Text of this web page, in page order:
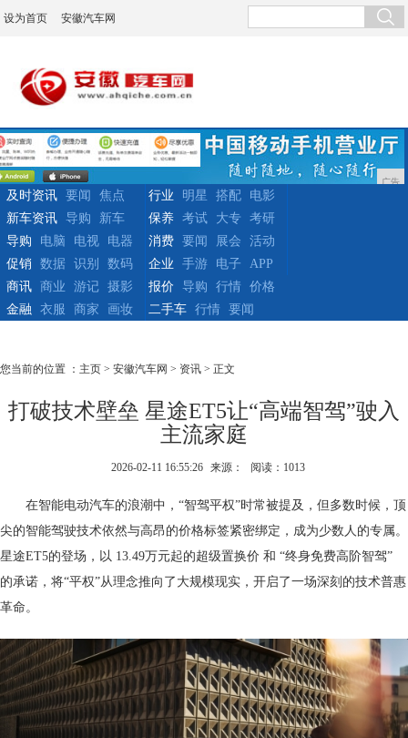
设为首页 安徽汽车网
广告
及时资讯 要闻
焦点
新车资讯
导购 新车
行业 明星 搭配
电影
保养
考试 大专
考研
导购
电脑 电视
电器
促销
数据 识别 数码
消费 要闻 展会
活动
企业
手游 电子
APP
商讯
商业 游记
摄影
金融
衣服 商家 画妆
报价 导购 行情
价格
二手车
行情 要闻
您当前的位置 ： 主页 > 安徽汽车网 > 资讯 > 正文
打破技术壁垒 星途ET5让“高端智驾”驶入
主流家庭
2026-02-11 16:55:26 来源： 阅读：1013
在智能电动汽车的浪潮中，“智驾平权”时常被提及，但多数时候，顶
尖的智能驾驶技术依然与高昂的价格标签紧密绑定，成为少数人的专属。
星途ET5的登场，以 13.49万元起的超级置换价 和 “终身免费高阶智驾”
的承诺，将“平权”从理念推向了大规模现实，开启了一场深刻的技术普惠
革命。